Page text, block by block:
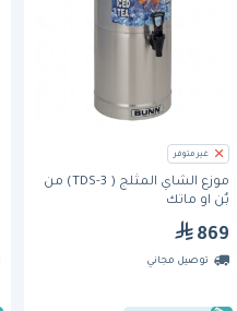
غير متوفر
موزع الشاي المثلج ( TDS-3) من
بٌن او ماتك
869
توصيل مجاني